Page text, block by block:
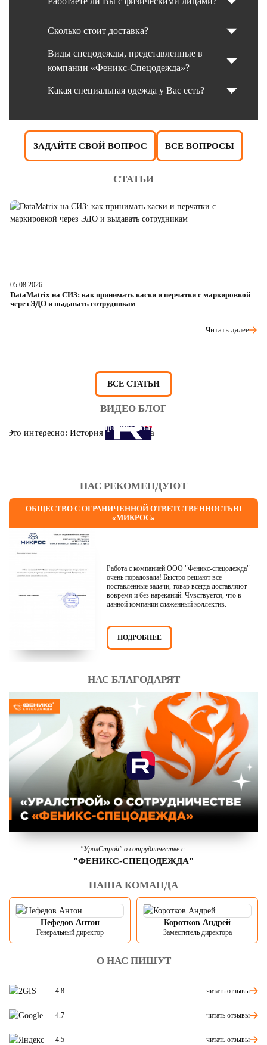
Сколько стоит доставка?
Виды спецодежды, представленные в
компании «Феникс-Спецодежда»?
Какая специальная одежда у Вас есть?
ЗАДАЙТЕ СВОЙ ВОПРОС ВСЕ ВОПРОСЫ
СТАТЬИ
05.08.2026
DataMatrix на СИЗ: как принимать каски и перчатки с маркировкой
через ЭДО и выдавать сотрудникам
Читать далее
ВСЕ СТАТЬИ
ВИДЕО БЛОГ
Это интересно: История противогаза
НАС РЕКОМЕНДУЮТ
ОБЩЕСТВО С ОГРАНИЧЕННОЙ ОТВЕТСТВЕННОСТЬЮ
«МИКРОС»
Работа с компанией ООО "Феникс-спецодежда"
очень порадовала! Быстро решают все
поставленные задачи, товар всегда доставляют
вовремя и без нареканий. Чувствуется, что в
данной компании слаженный коллектив.
ПОДРОБНЕЕ
НАС БЛАГОДАРЯТ
"УралСтрой" о сотрудничестве с:
"ФЕНИКС-СПЕЦОДЕЖДА"
НАША КОМАНДА
Нефедов Антон
Генеральный директор
Коротков Андрей
Заместитель директора
О НАС ПИШУТ
4.8 читать отзывы
4.7 читать отзывы
4.5 читать отзывы